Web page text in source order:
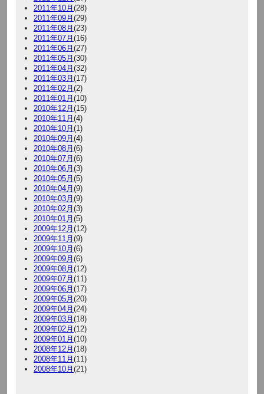
2011年10月 (28)
2011年09月 (29)
2011年08月 (23)
2011年07月 (16)
2011年06月 (27)
2011年05月 (30)
2011年04月 (32)
2011年03月 (17)
2011年02月 (2)
2011年01月 (10)
2010年12月 (15)
2010年11月 (4)
2010年10月 (1)
2010年09月 (4)
2010年08月 (6)
2010年07月 (6)
2010年06月 (3)
2010年05月 (5)
2010年04月 (9)
2010年03月 (9)
2010年02月 (3)
2010年01月 (5)
2009年12月 (12)
2009年11月 (9)
2009年10月 (6)
2009年09月 (6)
2009年08月 (12)
2009年07月 (11)
2009年06月 (17)
2009年05月 (20)
2009年04月 (24)
2009年03月 (18)
2009年02月 (12)
2009年01月 (10)
2008年12月 (18)
2008年11月 (11)
2008年10月 (21)